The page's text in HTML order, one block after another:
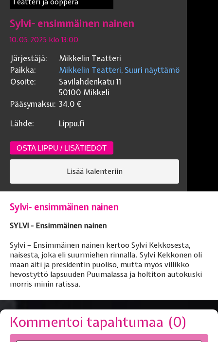
Teatteri ja ooppera
Sylvi- ensimmäinen nainen
10.05.2025 klo 13:00
Järjestäjä:
Mikkelin Teatteri
Paikka:
Mikkelin Teatteri, Suuri näyttämö
Osoite:
Savilahdenkatu 11
50100 Mikkeli
Pääsymaksu: 34.0 €
Lähde:
Lippu.fi
OSTA LIPPU / LISÄTIEDOT
Lisää kalenteriin
Sylvi- ensimmäinen nainen
SYLVI - Ensimmäinen nainen
Sylvi – Ensimmäinen nainen kertoo Sylvi Kekkosesta,
naisesta, joka eli suurmiehen rinnalla. Sylvi Kekkonen oli
maan äiti ja presidentin puoliso, mutta myös villikko
hevostyttö lapsuuden Puumalassa ja holtiton autokuski
morris minin ratissa.
Kommentoi tapahtumaa (0)